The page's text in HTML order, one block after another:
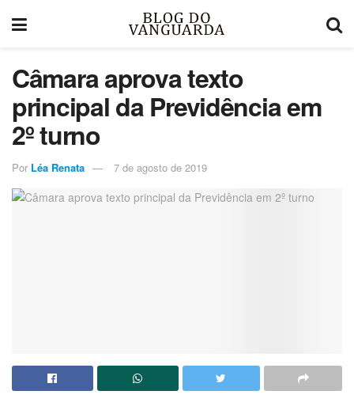
Câmara aprova texto
principal da Previdência em
2º turno
Por Léa Renata 7 de agosto de 2019